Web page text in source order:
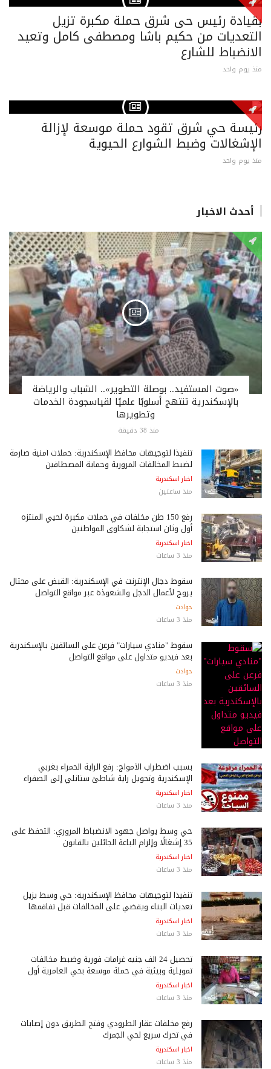
بقيادة رئيس حى شرق حملة مكبرة تزيل
التعديات من حكيم باشا ومصطفى كامل وتعيد
الانضباط للشارع
منذ يوم واحد
رئيسة حي شرق تقود حملة موسعة لإزالة
الإشغالات وضبط الشوارع الحيوية
منذ يوم واحد
أحدث الاخبار
«صوت المستفيد.. بوصلة التطوير».. الشباب والرياضة
بالإسكندرية تنتهج أسلوبًا علميًا لقياسجودة الخدمات
وتطويرها
منذ 38 دقيقة
تنفيذًا لتوجيهات محافظ الإسكندرية: حملات أمنية صارمة
لضبط المخالفات المرورية وحماية المصطافين
اخبار اسكندرية
منذ ساعتين
رفع 150 طن مخلفات في حملات مكبرة لحيي المنتزه
أول وثان استجابة لشكاوى المواطنين
اخبار اسكندرية
منذ 3 ساعات
سقوط دجال الإنترنت في الإسكندرية: القبض على محتال
يروج لأعمال الدجل والشعوذة عبر مواقع التواصل
حوادث
منذ 3 ساعات
سقوط "منادي سيارات" فرعن على السائقين بالإسكندرية
بعد فيديو متداول على مواقع التواصل
حوادث
منذ 3 ساعات
بسبب اضطراب الأمواج: رفع الراية الحمراء بغربي
الإسكندرية وتحويل راية شاطئ ستانلي إلى الصفراء
اخبار اسكندرية
منذ 3 ساعات
حي وسط يواصل جهود الانضباط المروري: التحفظ على
35 إشغالًا وإلزام الباعة الجائلين بالقانون
اخبار اسكندرية
منذ 3 ساعات
تنفيذًا لتوجيهات محافظ الإسكندرية: حي وسط يزيل
تعديات البناء ويقضي على المخالفات قبل تفاقمها
اخبار اسكندرية
منذ 3 ساعات
تحصيل 24 ألف جنيه غرامات فورية وضبط مخالفات
تمويلية وبيئية في حملة موسعة بحي العامرية أول
اخبار اسكندرية
منذ 3 ساعات
رفع مخلفات عقار الطرودي وفتح الطريق دون إصابات
في تحرك سريع لحي الجمرك
اخبار اسكندرية
منذ 3 ساعات